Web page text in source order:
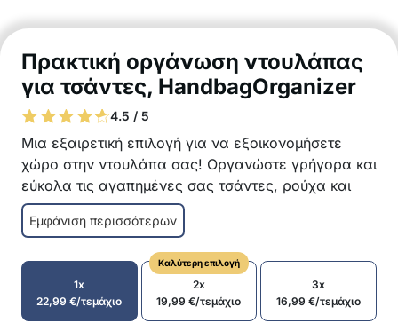
Πρακτική οργάνωση ντουλάπας
για τσάντες, HandbagOrganizer
4.5 / 5
Μια εξαιρετική επιλογή για να εξοικονομήσετε
χώρο στην ντουλάπα σας! Οργανώστε γρήγορα και
εύκολα τις αγαπημένες σας τσάντες, ρούχα και
άλλα προσωπικά σας αντικείμενα!
6 πρακτικές τσέπες
Εξαιρετική διαφάνεια
Εύκολη και γρήγορη εγκατάσταση
Εξοικονομεί χώρο στο ντουλάπι
Ανθεκτικό και αδιάβροχο υλικό
Εμφάνιση περισσότερων
1x
22,99€/τεμάχιο
Καλύτερη επιλογή
2x
19,99€/τεμάχιο
3x
16,99€/τεμάχιο